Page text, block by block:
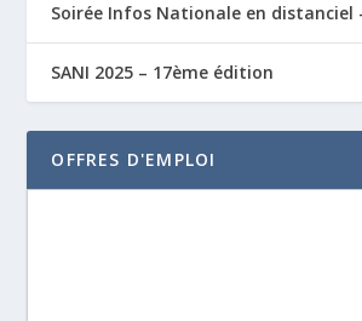
Soirée Infos Nationale en distanciel
SANI 2025 – 17ème édition
OFFRES D'EMPLOI